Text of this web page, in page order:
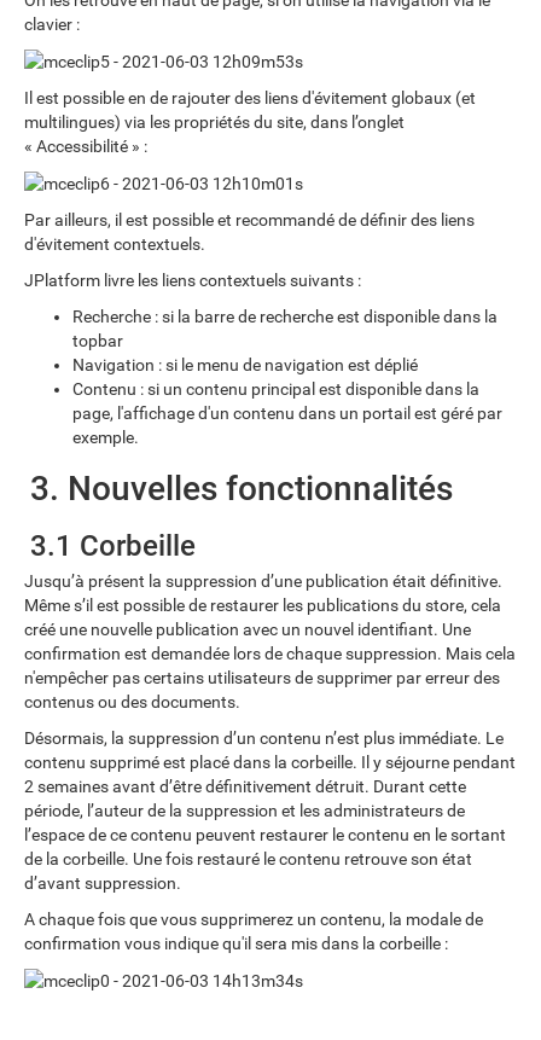
clavier :
Il est possible en de rajouter des liens d'évitement globaux (et
multilingues) via les propriétés du site, dans l’onglet
« Accessibilité » :
Par ailleurs, il est possible et recommandé de définir des liens
d'évitement contextuels.
JPlatform livre les liens contextuels suivants :
Recherche : si la barre de recherche est disponible dans la
topbar
Navigation : si le menu de navigation est déplié
Contenu : si un contenu principal est disponible dans la
page, l'affichage d'un contenu dans un portail est géré par
exemple.
3. Nouvelles fonctionnalités
3.1 Corbeille
Jusqu’à présent la suppression d’une publication était définitive.
Même s’il est possible de restaurer les publications du store, cela
créé une nouvelle publication avec un nouvel identifiant. Une
confirmation est demandée lors de chaque suppression. Mais cela
n'empêcher pas certains utilisateurs de supprimer par erreur des
contenus ou des documents.
Désormais, la suppression d’un contenu n’est plus immédiate. Le
contenu supprimé est placé dans la corbeille. Il y séjourne pendant
2 semaines avant d’être définitivement détruit. Durant cette
période, l’auteur de la suppression et les administrateurs de
l’espace de ce contenu peuvent restaurer le contenu en le sortant
de la corbeille. Une fois restauré le contenu retrouve son état
d’avant suppression.
A chaque fois que vous supprimerez un contenu, la modale de
confirmation vous indique qu'il sera mis dans la corbeille :